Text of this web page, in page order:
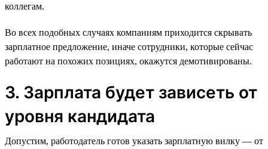
коллегам.
Во всех подобных случаях компаниям приходится скрывать
зарплатное предложение, иначе сотрудники, которые сейчас
работают на похожих позициях, окажутся демотивированы.
3. Зарплата будет зависеть от
уровня кандидата
Допустим, работодатель готов указать зарплатную вилку — от